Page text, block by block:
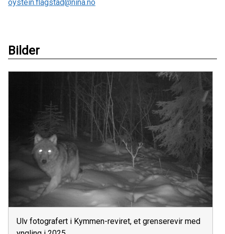
oystein.flagstad@nina.no
Bilder
Ulv fotografert i Kymmen-reviret, et grenserevir med